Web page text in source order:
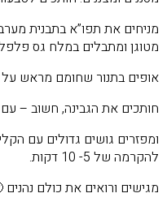
מניחים את תפו”א בתבנית
מטוגן ומתבלים במלח גס פלפל
אופים בתנור שחומם מראש על 170 מעלות כ 25 דקות, מוציאים.
חותכים את הגבינה, חשוב –
ומפזרים גושים גדולים עם
להקרמה של 5- 10 דקות.
מגישים ורואים את כולם נהנים